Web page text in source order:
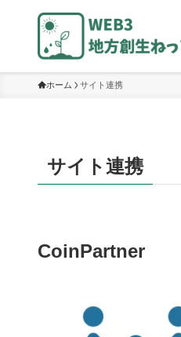
ホーム サイト連携
サイト連携
CoinPartner